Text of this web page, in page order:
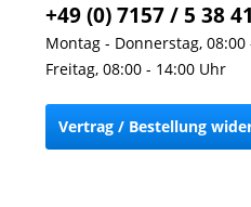
+49 (0) 7157 / 5 38
Montag - Donnerstag, 08:00
Freitag, 08:00 - 14:00 Uhr
Vertrag / Bestellung